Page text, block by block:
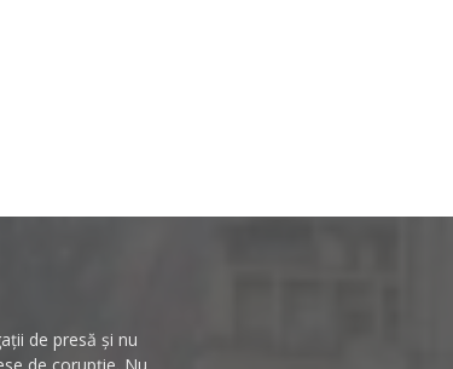
de presă și nu